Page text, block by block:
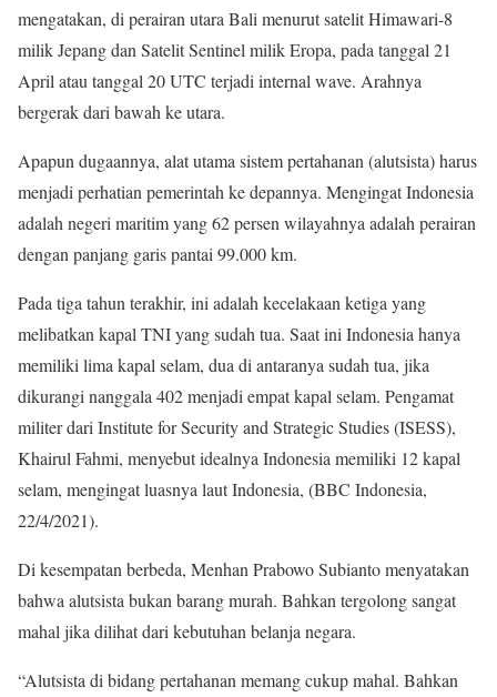
mengatakan, di perairan utara Bali menurut satelit Himawari-8
milik Jepang dan Satelit Sentinel milik Eropa, pada tanggal 21
April atau tanggal 20 UTC terjadi internal wave. Arahnya
bergerak dari bawah ke utara.
Apapun dugaannya, alat utama sistem pertahanan (alutsista) harus
menjadi perhatian pemerintah ke depannya. Mengingat Indonesia
adalah negeri maritim yang 62 persen wilayahnya adalah perairan
dengan panjang garis pantai 99.000 km.
Pada tiga tahun terakhir, ini adalah kecelakaan ketiga yang
melibatkan kapal TNI yang sudah tua. Saat ini Indonesia hanya
memiliki lima kapal selam, dua di antaranya sudah tua, jika
dikurangi nanggala 402 menjadi empat kapal selam. Pengamat
militer dari Institute for Security and Strategic Studies (ISESS),
Khairul Fahmi, menyebut idealnya Indonesia memiliki 12 kapal
selam, mengingat luasnya laut Indonesia, (BBC Indonesia,
22/4/2021).
Di kesempatan berbeda, Menhan Prabowo Subianto menyatakan
bahwa alutsista bukan barang murah. Bahkan tergolong sangat
mahal jika dilihat dari kebutuhan belanja negara.
“Alutsista di bidang pertahanan memang cukup mahal. Bahkan